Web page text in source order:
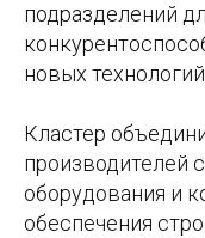
подразделений
новых
Кластер
производителей
оборудования и
обеспечения